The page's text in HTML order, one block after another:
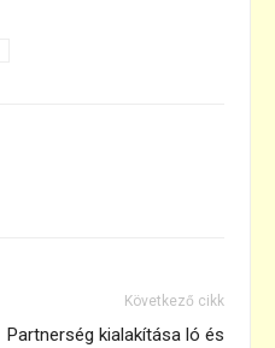
Következő cikk
Partnerség kialakítása ló és